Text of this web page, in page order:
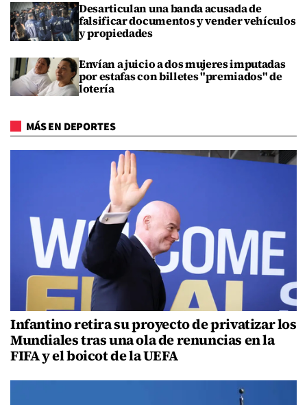
Desarticulan una banda acusada de
falsificar documentos y vender vehículos
y propiedades
Envían a juicio a dos mujeres imputadas
por estafas con billetes "premiados" de
lotería
MÁS EN DEPORTES
Infantino retira su proyecto de privatizar los
Mundiales tras una ola de renuncias en la
FIFA y el boicot de la UEFA